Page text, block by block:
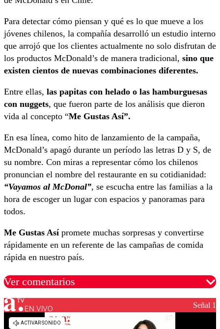
Para detectar cómo piensan y qué es lo que mueve a los
jóvenes chilenos, la compañía desarrolló un estudio interno
que arrojó que los clientes actualmente no solo disfrutan de
los productos McDonald’s de manera tradicional, sino que
existen cientos de nuevas combinaciones diferentes.
Entre ellas, las papitas con helado o las hamburguesas
con nuggets, que fueron parte de los análisis que dieron
vida al concepto “Me Gustas Así”.
En esa línea, como hito de lanzamiento de la campaña,
McDonald’s apagó durante un período las letras D y S, de
su nombre. Con miras a representar cómo los chilenos
pronuncian el nombre del restaurante en su cotidianidad:
“Vayamos al McDonal”, se escucha entre las familias a la
hora de escoger un lugar con espacios y panoramas para
todos.
Me Gustas Asípromete muchas sorpresas y convertirse
rápidamente en un referente de las campañas de comida
rápida en nuestro país.
Ver comentarios
Los comentarios son moderados para garantizar un
diálogo respetuoso.
EN VIVO Señal 1